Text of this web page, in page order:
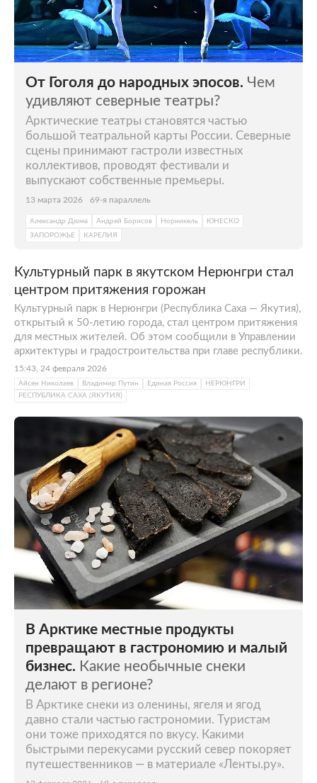
От Гоголя до народных эпосов. Чем
удивляют северные театры?
Арктические театры становятся частью
большой театральной карты России. Северные
сцены принимают гастроли известных
коллективов, проводят фестивали и
выпускают собственные премьеры.
13 марта 2026 69-я параллель
Александр Дюма Андрей Борисов Норникель
ЮНЕСКО
ЗАПОРОЖЬЕ
КАРЕЛИЯ
Культурный парк в якутском Нерюнгри стал
центром притяжения горожан
Культурный парк в Нерюнгри (Республика Саха — Якутия),
открытый к 50-летию города, стал центром притяжения
для местных жителей. Об этом сообщили в Управлении
архитектуры и градостроительства при главе республики.
15:43, 24 февраля 2026
Айсен Николаев Владимир Путин Единая Россия
НЕРЮНГРИ
РЕСПУБЛИКА САХА (ЯКУТИЯ)
В Арктике местные продукты
превращают в гастрономию и малый
бизнес. Какие необычные снеки
делают в регионе?
В Арктике снеки из оленины, ягеля и ягод
давно стали частью гастрономии. Туристам
они тоже приходятся по вкусу. Какими
быстрыми перекусами русский север покоряет
путешественников — в материале «Ленты.ру».